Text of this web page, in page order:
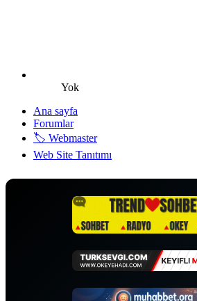
Yok
Ana sayfa
Forumlar
🏷️ Webmaster
Web Site Tanıtımı